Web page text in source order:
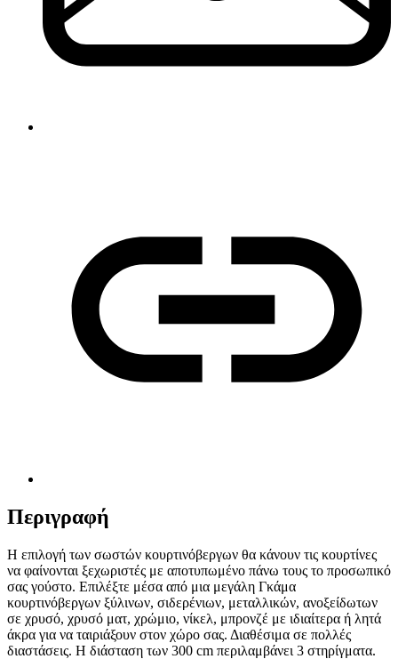
Περιγραφή
Η επιλογή των σωστών κουρτινόβεργων θα κάνουν τις κουρτίνες
να φαίνονται ξεχωριστές με αποτυπωμένο πάνω τους το προσωπικό
σας γούστο. Επιλέξτε μέσα από μια μεγάλη Γκάμα
κουρτινόβεργων ξύλινων, σιδερένιων, μεταλλικών, ανοξείδωτων
σε χρυσό, χρυσό ματ, χρώμιο, νίκελ, μπρονζέ με ιδιαίτερα ή λητά
άκρα για να ταιριάξουν στον χώρο σας. Διαθέσιμα σε πολλές
διαστάσεις. Η διάσταση των 300 cm περιλαμβάνει 3 στηρίγματα.